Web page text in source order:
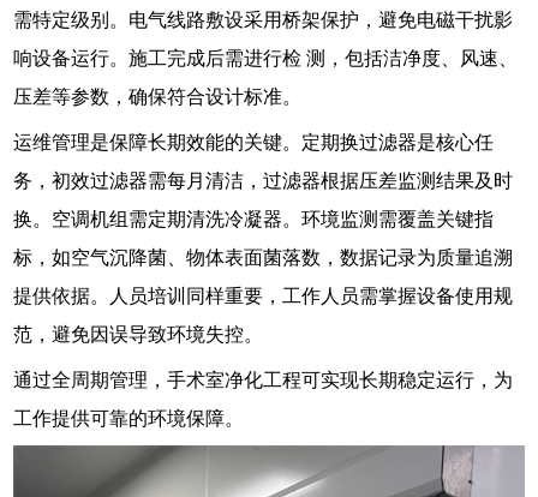
需特定级别。电气线路敷设采用桥架保护，避免电磁干扰影
响设备运行。施工完成后需进行检 测，包括洁净度、风速、
压差等参数，确保符合设计标准。
运维管理是保障长期效能的关键。定期换过滤器是核心任
务，初效过滤器需每月清洁，过滤器根据压差监测结果及时
换。空调机组需定期清洗冷凝器。环境监测需覆盖关键指
标，如空气沉降菌、物体表面菌落数，数据记录为质量追溯
提供依据。人员培训同样重要，工作人员需掌握设备使用规
范，避免因误导致环境失控。
通过全周期管理，手术室净化工程可实现长期稳定运行，为
工作提供可靠的环境保障。